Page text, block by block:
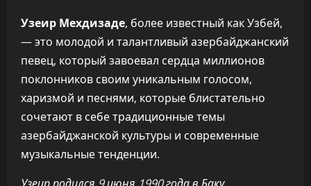
Узеир Мехдизаде, более известный как Узбей,
— это молодой и талантливый азербайджанский
певец, который завоевал сердца миллионов
поклонников своим уникальным голосом,
харизмой и песнями, которые блистательно
сочетают в себе традиционные темы
азербайджанской культуры и современные
музыкальные тенденции.